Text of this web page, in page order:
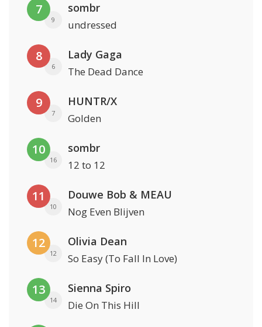
7
9
sombr
undressed
8
6
Lady Gaga
The Dead Dance
9
7
HUNTR/X
Golden
10
16
sombr
12 to 12
11
10
Douwe Bob & MEAU
Nog Even Blijven
12
12
Olivia Dean
So Easy (To Fall In Love)
13
14
Sienna Spiro
Die On This Hill